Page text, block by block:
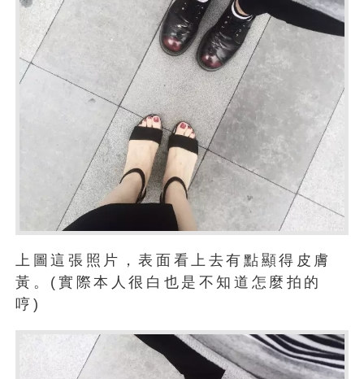
上圖這張照片，表面看上去有點顯得皮膚
黃。(實際本人很白也是不知道怎麼拍的
哼)